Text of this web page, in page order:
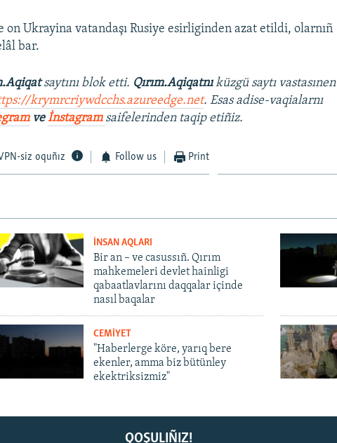
on Ukrayina vatandaşı Rusiye esirliginden azat etildi, olarnıñ
bar.
saytını blok etti. Qırım.Aqiqatnıküzgü saytı vastasınen
krymrcriywdcchs.azureedge.net. Esas adise-vaqialarnı
veİnstagram saifelerinden taqip etiñiz.
siz oquñız Follow us Print
İNSAN AQLARI
Bir an – ve casussıñ. Qırım
mahkemeleri devlet hainligi
qabaatlavlarını daqqalar içinde
nasıl baqalar
CEMİYET
"Haberlerge köre, yarıq bere
ekenler, amma biz bütünley
ekektriksizmiz"
QOŞULIÑIZ!